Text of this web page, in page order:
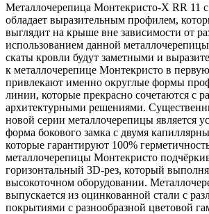
Металлочерепица Монтекристо-X RR 11
обладает выразительным профилем,
выглядит на крыше вне зависимости от
использованием данной
скаты кровли будут заметными и
к металлочерепице Монтекристо в
привлекают именно округлые формы
линии, которые прекрасно сочетаются с
архитектурными решениями.
новой серии металлочерепицы является
форма бокового замка с двумя
которые гарантируют 100%
металлочерепицы Монтекристо
горизонтальный 3D-рез, который
высокоточном оборудовании.
выпускается из оцинкованной стали с
покрытиями с разнообразной цветовой